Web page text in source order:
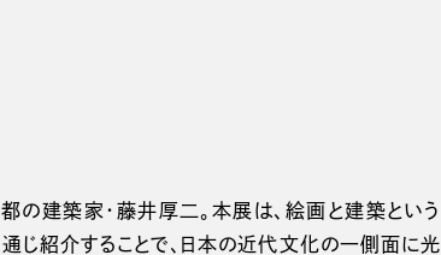
の建築家・藤井厚二。本展は、絵画と建築という
じ紹介することで、日本の近代文化の一側面に光